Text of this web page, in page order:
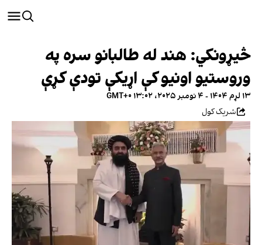
څیړونکي: هند له طالبانو سره په
وروستیو اونیو کې اړیکې تودې کړې
۱۳ لړم ۱۴۰۴ - ۴ نومبر ۲۰۲۵، ۱۳:۰۲ GMT+۰
شریک کول